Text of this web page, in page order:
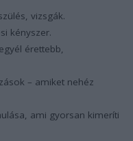
vizsgák.
kényszer.
érettebb,
– amiket nehéz
ami gyorsan kimeríti